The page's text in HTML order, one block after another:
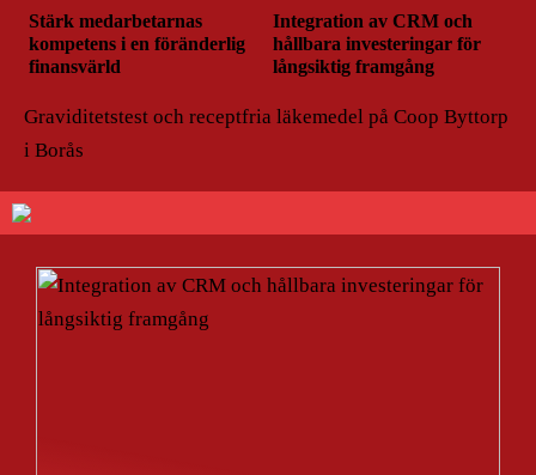
Stärk medarbetarnas
kompetens i en föränderlig
finansvärld
Integration av CRM och
hållbara investeringar för
långsiktig framgång
Graviditetstest och receptfria läkemedel på Coop Byttorp
i Borås